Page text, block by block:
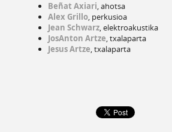
Beñat Axiari, ahotsa
Alex Grillo, perkusioa
Jean Schwarz, elektroakustika
JosAnton Artze, txalaparta
Jesus Artze, txalaparta